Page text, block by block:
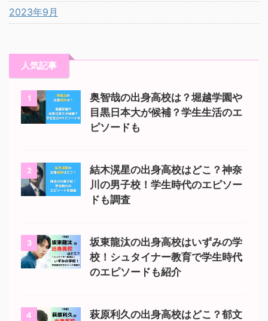
2023年9月
人気記事
1
奥智哉の出身高校は？堀越学園や
目黒日本大が候補？学生生活のエ
ピソードも
2
結木滉星の出身高校はどこ？神奈
川の男子校！学生時代のエピソー
ドも調査
3
坂東龍汰の出身高校はいずみの学
校！シュタイナー教育で学生時代
のエピソードも紹介
4
萩原利久の出身高校はどこ？郁文